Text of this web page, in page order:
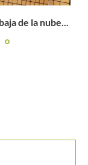
Alcaraz para...